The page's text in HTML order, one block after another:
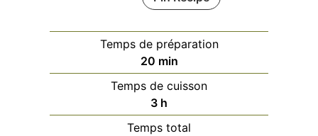
Temps de préparation
20minutes
min
Temps de cuisson
3heures
h
Temps total